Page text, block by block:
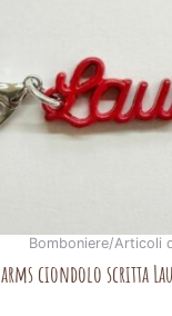
Bomboniere/Articoli
ciondolo scritta